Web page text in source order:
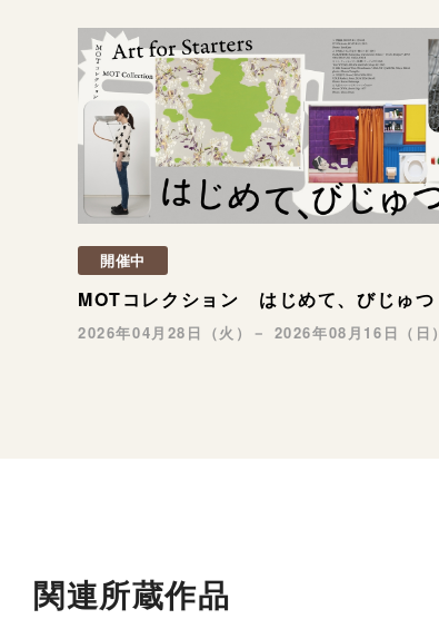
開催中
MOTコレクション はじめて、びじゅつ
2026年04月28日（火）－ 2026年08月16日（日）
関連所蔵作品